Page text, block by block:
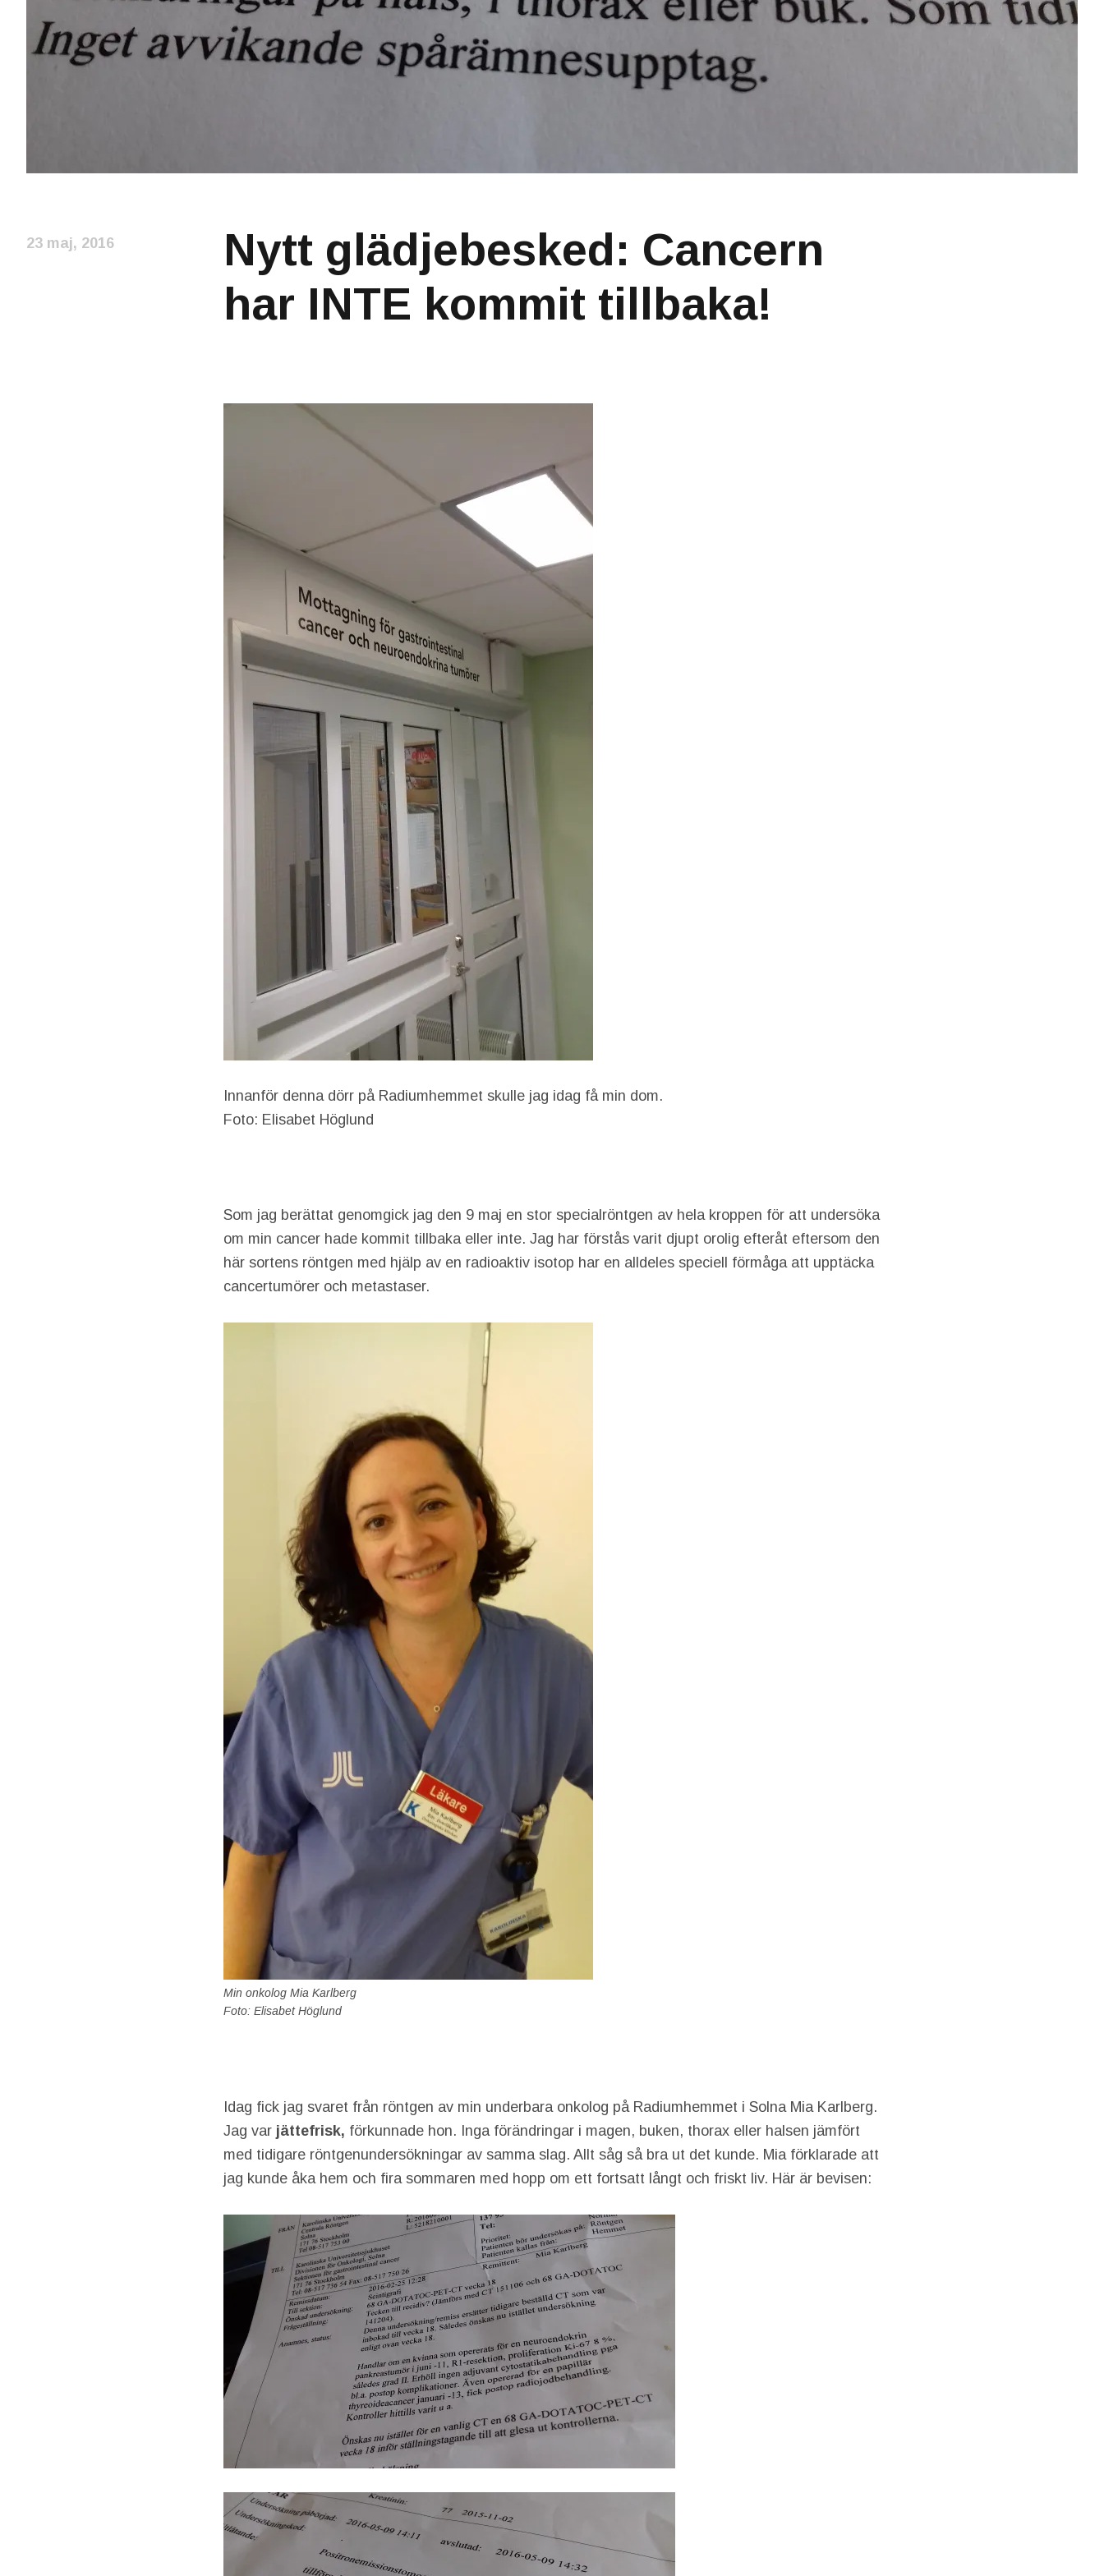
Nytt glädjebesked: Cancern
har INTE kommit tillbaka!
23 maj, 2016
Innanför denna dörr på Radiumhemmet skulle jag idag få min dom.
Foto: Elisabet Höglund
Som jag berättat genomgick jag den 9 maj en stor specialröntgen av hela kroppen för att undersöka
om min cancer hade kommit tillbaka eller inte. Jag har förstås varit djupt orolig efteråt eftersom den
här sortens röntgen med hjälp av en radioaktiv isotop har en alldeles speciell förmåga att upptäcka
cancertumörer och metastaser.
Min onkolog Mia Karlberg
Foto: Elisabet Höglund
Idag fick jag svaret från röntgen av min underbara onkolog på Radiumhemmet i Solna Mia Karlberg.
Jag var jättefrisk, förkunnade hon. Inga förändringar i magen, buken, thorax eller halsen jämfört
med tidigare röntgenundersökningar av samma slag. Allt såg så bra ut det kunde. Mia förklarade att
jag kunde åka hem och fira sommaren med hopp om ett fortsatt långt och friskt liv. Här är bevisen: